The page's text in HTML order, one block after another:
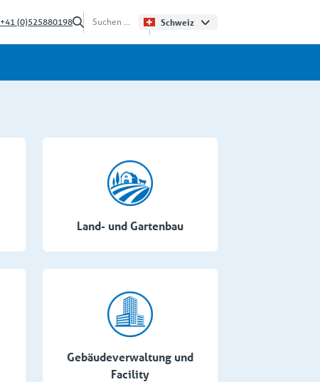
+41 (0)525880198 Schweiz
Land- und Gartenbau
Gebäudeverwaltung und
Facility